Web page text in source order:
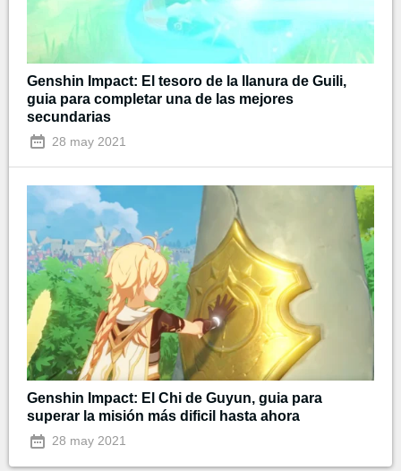
Genshin Impact: El tesoro de la llanura de Guili,
guia para completar una de las mejores
secundarias
28 may 2021
Genshin Impact: El Chi de Guyun, guia para
superar la misión más dificil hasta ahora
28 may 2021